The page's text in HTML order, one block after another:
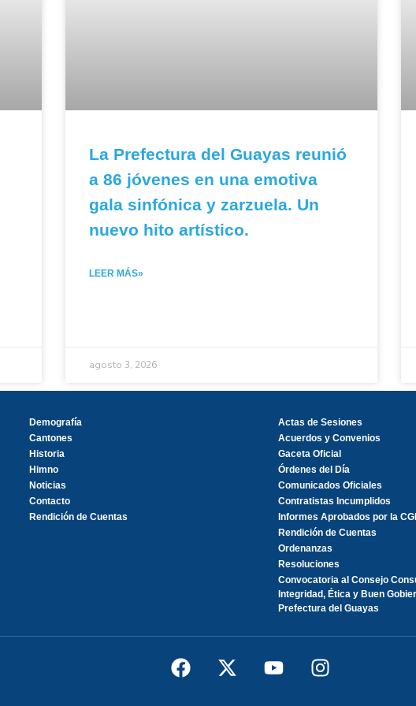
La Prefectura del Guayas reunió
a 86 jóvenes en una emotiva
gala sinfónica y zarzuela. Un
nuevo hito artístico.
LEER MÁS»
agosto 3, 2026
Demografía
Cantones
Historia
Himno
Noticias
Contacto
Rendición de Cuentas
Actas de Sesiones
Acuerdos y Convenios
Gaceta Oficial
Órdenes del Día
Comunicados Oficiales
Contratistas Incumplidos
Informes Aprobados por la
Rendición de Cuentas
Ordenanzas
Resoluciones
Convocatoria al Consejo
Integridad, Ética y Buen
Prefectura del Guayas